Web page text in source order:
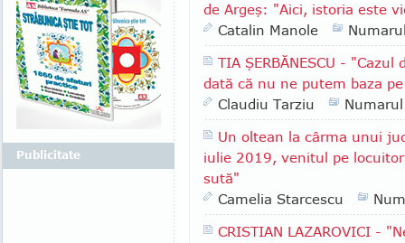
de Argeş: "Aici, istoria este
Catalin Manole
TIA ŞERBĂNESCU -
dată că nu ne putem baza
Claudiu Tarziu
Un oltean la cârma unui
iulie 2019, venitul pe
sută"
Camelia Starcescu
CRISTIAN LAZAROVICI -
Publicitate